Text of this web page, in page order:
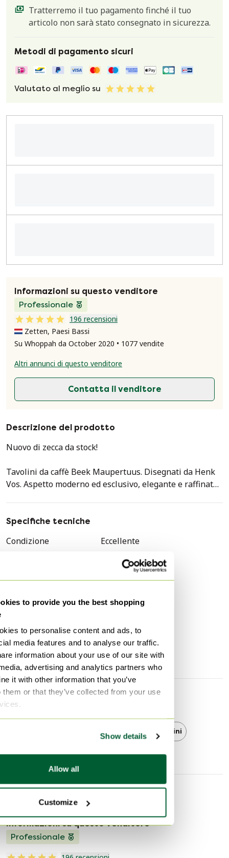
to provide you the best shopping
to personalise content and ads, to
media features and to analyse our traffic.
information about your use of our site with
advertising and analytics partners who
it with other information that you’ve
them or that they’ve collected from your use
Show details
Allow all
Customize
Tratterremo il tuo pagamento finché il tuo
articolo non sarà stato consegnato in sicurezza.
Metodi di pagamento sicuri
Valutato al meglio su
Informazioni su questo venditore
Professionale
196 recensioni
Zetten, Paesi Bassi
Su Whoppah da October 2020 • 1077 vendite
Altri annunci di questo venditore
Contatta il venditore
Descrizione del prodotto
Nuovo di zecca da stock!
Tavolini da caffè Beek Maupertuus. Disegnati da Henk
Vos. Aspetto moderno ed esclusivo, elegante e raffinato.
Disponibile in 3 altezze, 35/40/50 cm.
Prezzo di listino €740-€766-€791
con noi ora a 595 € per tavolo!
Specifiche tecniche
Condizione
Eccellente
Nero, Trasparente
Marchio
Beek
Larghezza
50 cm
Profondità
50 cm
Beek Tavolini Tavolini
Informazioni sul venditore
Informazioni su questo venditore
Professionale